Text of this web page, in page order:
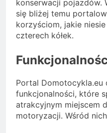
konserwacji pojazdów.
się bliżej temu
korzyściom, jakie
czterech kółek.
Portal Domotocykla.eu
funkcjonalności, które
atrakcyjnym miejscem
motoryzacji. Wśród